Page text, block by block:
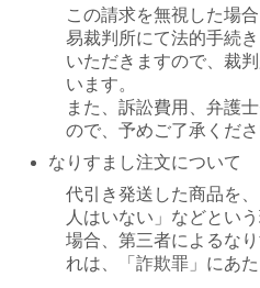
この請求を無視した場
易裁判所にて法的手続
いただきますので、裁
います。
また、訴訟費用、弁護
ので、予めご了承くださ
なりすまし注文について
代引き発送した商品を
人はいない」などとい
場合、第三者によるな
れは、「詐欺罪」にあた